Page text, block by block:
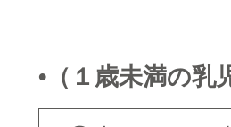
•（１歳未満の乳